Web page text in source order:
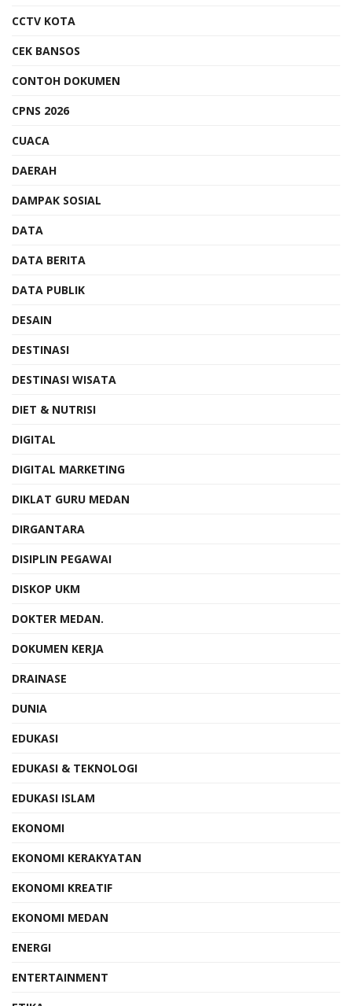
CCTV KOTA
CEK BANSOS
CONTOH DOKUMEN
CPNS 2026
CUACA
DAERAH
DAMPAK SOSIAL
DATA
DATA BERITA
DATA PUBLIK
DESAIN
DESTINASI
DESTINASI WISATA
DIET & NUTRISI
DIGITAL
DIGITAL MARKETING
DIKLAT GURU MEDAN
DIRGANTARA
DISIPLIN PEGAWAI
DISKOP UKM
DOKTER MEDAN.
DOKUMEN KERJA
DRAINASE
DUNIA
EDUKASI
EDUKASI & TEKNOLOGI
EDUKASI ISLAM
EKONOMI
EKONOMI KERAKYATAN
EKONOMI KREATIF
EKONOMI MEDAN
ENERGI
ENTERTAINMENT